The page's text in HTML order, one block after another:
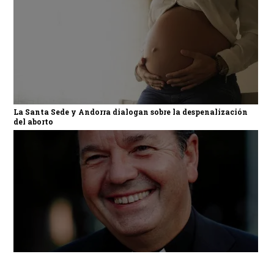
La Santa Sede y Andorra dialogan sobre la despenalización
del aborto